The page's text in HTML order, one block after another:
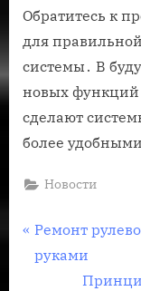
Обратитесь к
для
системы․ В
новых функций
сделают
более
Новости
по
П
р
Ремонт
руками
С